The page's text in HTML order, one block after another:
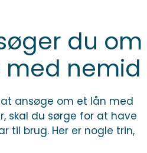
du om
nemid
ansøge om et lån med
skal du sørge for at have
til brug. Her er nogle trin,